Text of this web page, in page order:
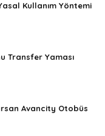
Kullanım Yöntemi
Transfer Yaması
Avancity Otobüs